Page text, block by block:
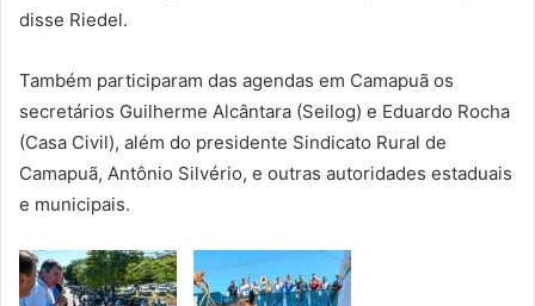
disse Riedel.
Também participaram das agendas em Camapuã os
secretários Guilherme Alcântara (Seilog) e Eduardo Rocha
(Casa Civil), além do presidente Sindicato Rural de
Camapuã, Antônio Silvério, e outras autoridades estaduais
e municipais.